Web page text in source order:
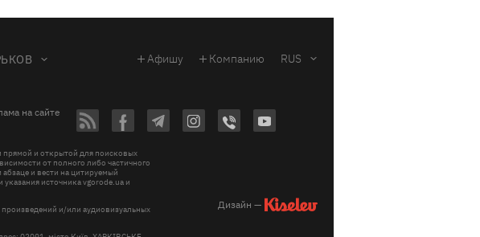
Афишу Компанию RUS
на сайте
прямой и открытой для поисковых
от полного либо частичного
и вести на цитируемый
источника vgorode.ua и
и/или аудиовизуальных
Дизайн —